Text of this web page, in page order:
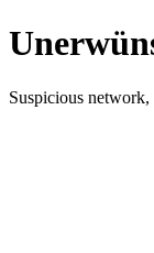
Suspicious